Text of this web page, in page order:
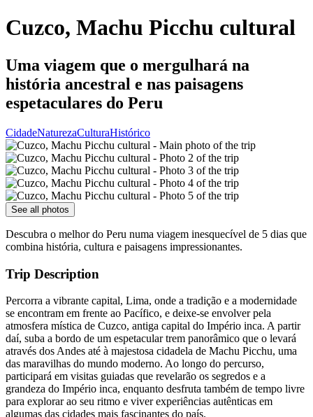
Cuzco, Machu Picchu cultural
Uma viagem que o mergulhará na
história ancestral e nas paisagens
espetaculares do Peru
CidadeNaturezaCulturaHistórico
See all photos
Descubra o melhor do Peru numa viagem inesquecível de 5 dias que
combina história, cultura e paisagens impressionantes.
Trip Description
Percorra a vibrante capital, Lima, onde a tradição e a modernidade
se encontram em frente ao Pacífico, e deixe-se envolver pela
atmosfera mística de Cuzco, antiga capital do Império inca. A partir
daí, suba a bordo de um espetacular trem panorâmico que o levará
através dos Andes até à majestosa cidadela de Machu Picchu, uma
das maravilhas do mundo moderno. Ao longo do percurso,
participará em visitas guiadas que revelarão os segredos e a
grandeza do Império inca, enquanto desfruta também de tempo livre
para explorar ao seu ritmo e viver experiências autênticas em
algumas das cidades mais fascinantes do país.